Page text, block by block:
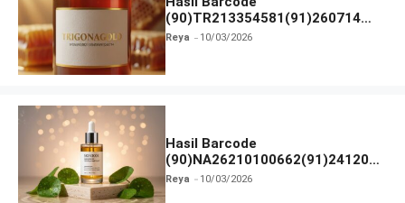
(90)TR213354581(91)260714
dan Izin BPOM
Reya 10/03/2026
Hasil Barcode
(90)NA26210100662(91)241203
dan Izin BPOM
Reya 10/03/2026